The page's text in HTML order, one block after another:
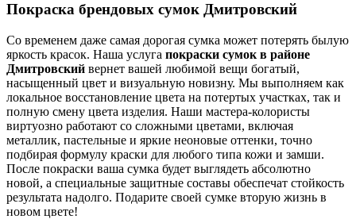
Покраска брендовых сумок Дмитровский
Со временем даже самая дорогая сумка может потерять былую
яркость красок. Наша услуга покраски сумок в районе
Дмитровский вернет вашей любимой вещи богатый,
насыщенный цвет и визуальную новизну. Мы выполняем как
локальное восстановление цвета на потертых участках, так и
полную смену цвета изделия. Наши мастера-колористы
виртуозно работают со сложными цветами, включая
металлик, пастельные и яркие неоновые оттенки, точно
подбирая формулу краски для любого типа кожи и замши.
После покраски ваша сумка будет выглядеть абсолютно
новой, а специальные защитные составы обеспечат стойкость
результата надолго. Подарите своей сумке вторую жизнь в
новом цвете!